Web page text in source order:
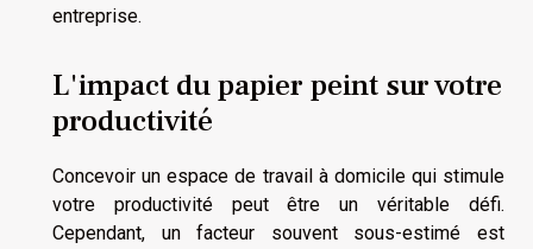
entreprise.
L'impact du papier peint sur votre
productivité
Concevoir un espace de travail à domicile qui stimule
votre productivité peut être un véritable défi.
Cependant, un facteur souvent sous-estimé est